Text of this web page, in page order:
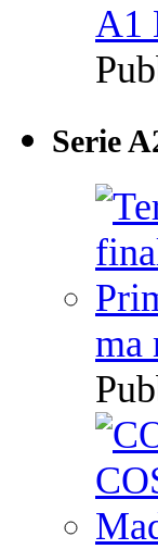
A1
Serie
ma